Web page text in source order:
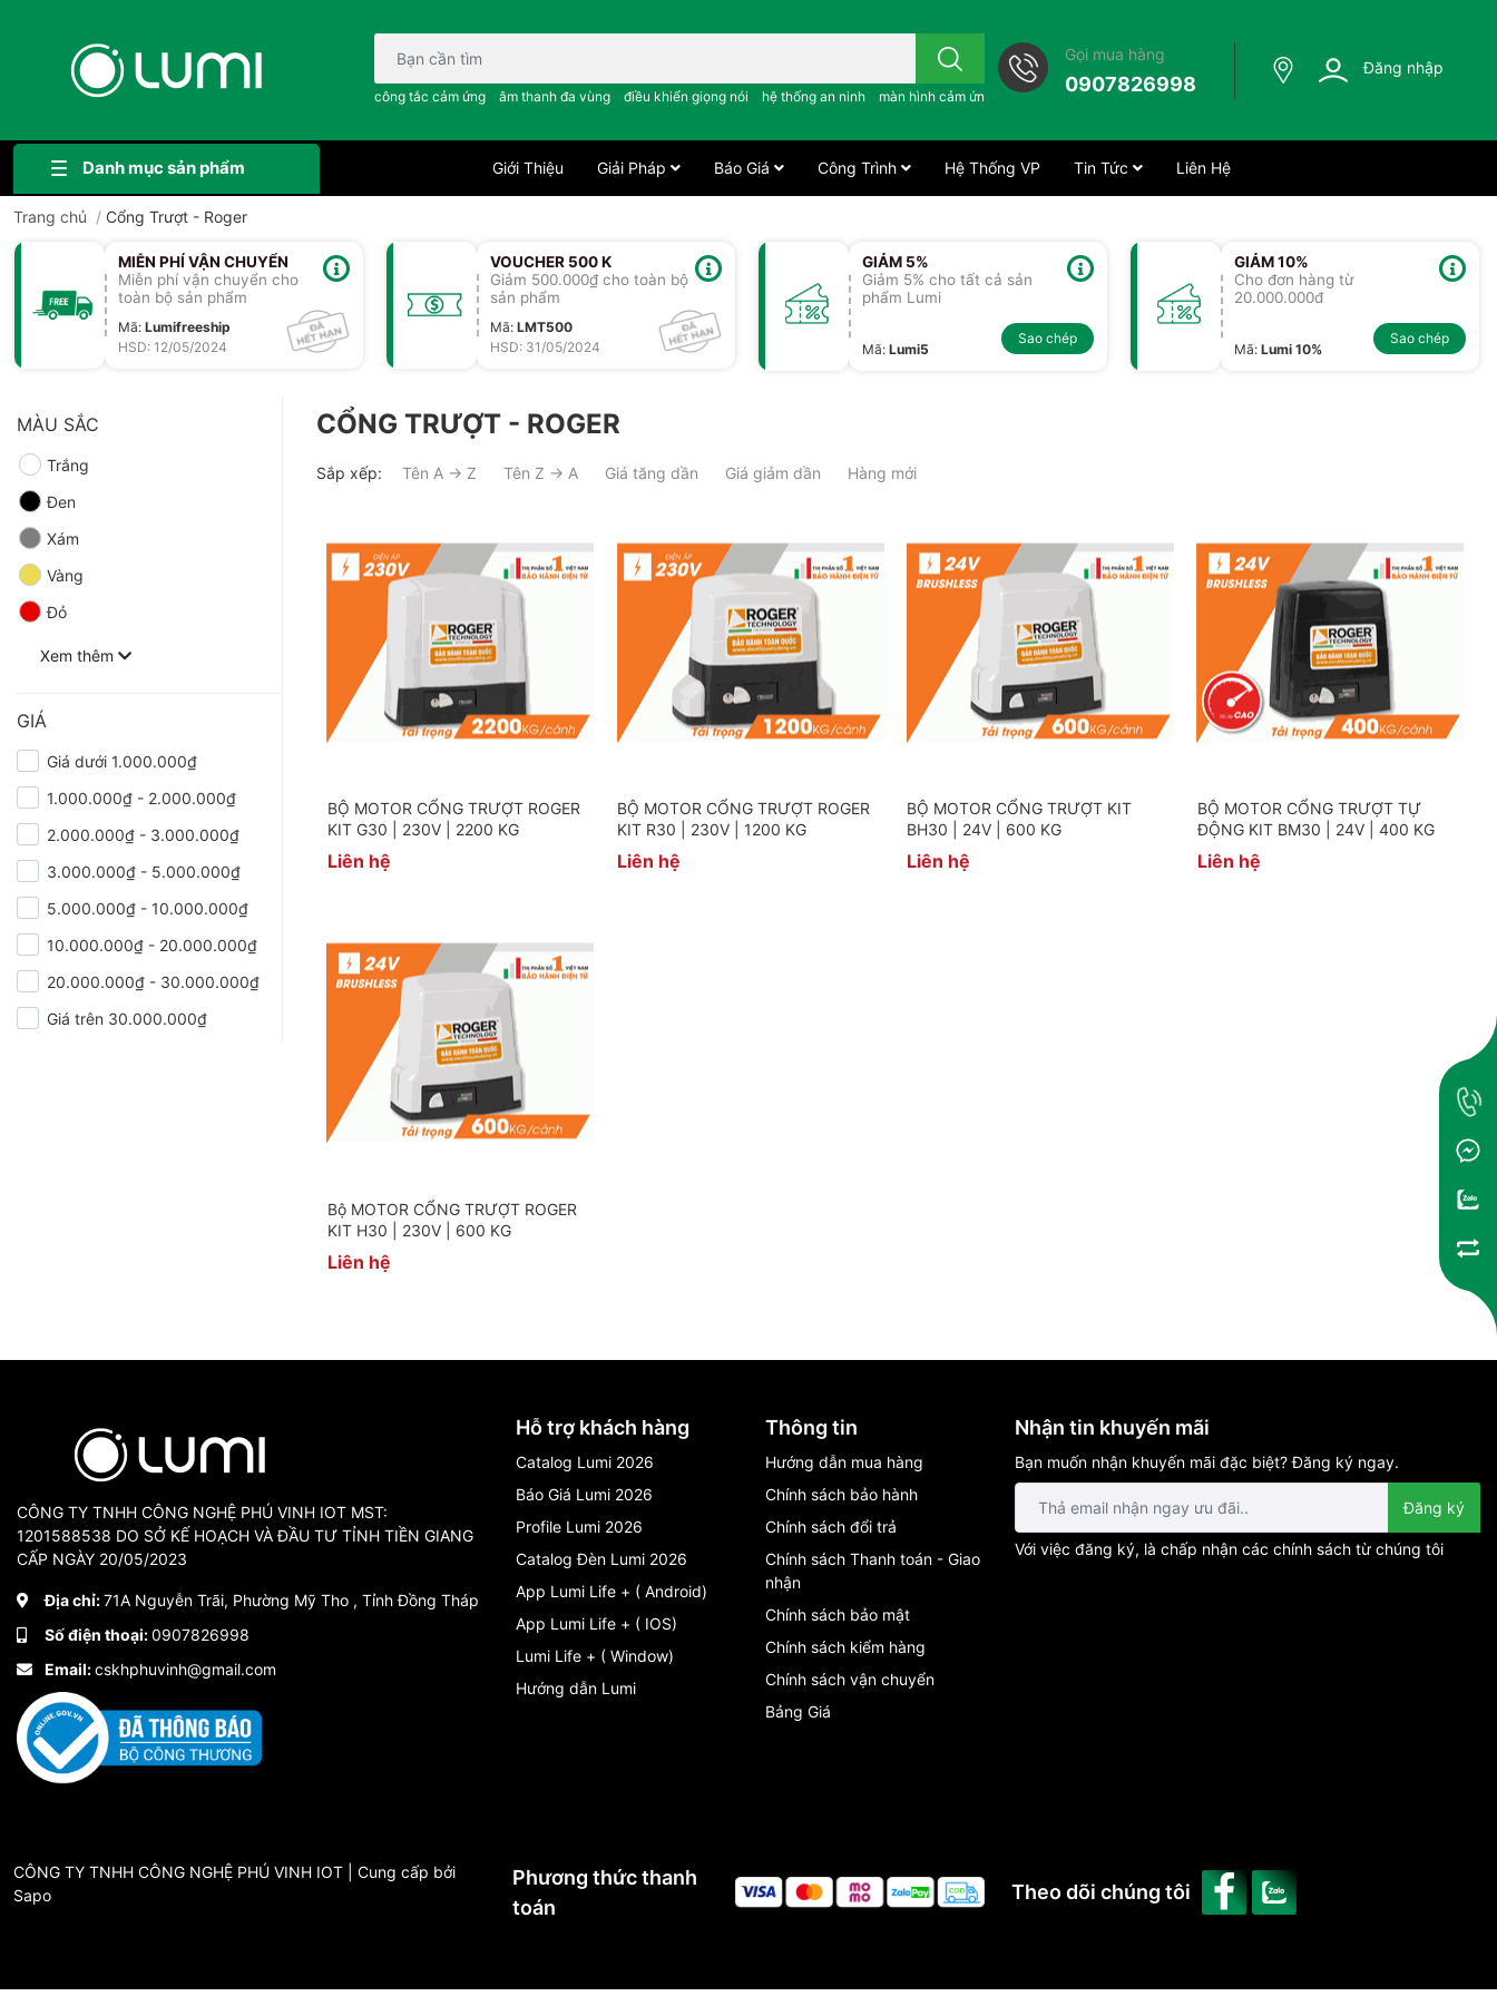
Bạn cần tìm gì..; công tắc cảm ứng..; âm thanh đa vùng ; điều khiển giọng nói ;
công tắc cảm ứng âm thanh đa vùng điều khiển giọng nói hệ thống an ninh màn hình cảm ứng
Gọi mua hàng
0907826998
Đăng nhập
Danh mục sản phẩm Giới Thiệu Giải Pháp Báo Giá Công Trình Hệ Thống VP Tin Tức Liên Hệ
Trang chủ / Cổng Trượt - Roger
MIỄN PHÍ VẬN CHUYỂN
Miễn phí vận chuyển cho
toàn bộ sản phẩm
Mã: Lumifreeship
HSD: 12/05/2024
VOUCHER 500 K
Giảm 500.000₫ cho toàn bộ
sản phẩm
Mã: LMT500
HSD: 31/05/2024
GIẢM 5%
Giảm 5% cho tất cả sản
phẩm Lumi
Mã: Lumi5
Sao chép
GIẢM 10%
Cho đơn hàng từ
20.000.000đ
Mã: Lumi 10%
Sao chép
MÀU SẮC
Trắng
Đen
Xám
Vàng
Đỏ
Xem thêm
GIÁ
Giá dưới 1.000.000₫
1.000.000₫ - 2.000.000₫
2.000.000₫ - 3.000.000₫
3.000.000₫ - 5.000.000₫
5.000.000₫ - 10.000.000₫
10.000.000₫ - 20.000.000₫
20.000.000₫ - 30.000.000₫
Giá trên 30.000.000₫
CỔNG TRƯỢT - ROGER
Sắp xếp: Tên A → Z Tên Z → A Giá tăng dần Giá giảm dần Hàng mới
BỘ MOTOR CỔNG TRƯỢT ROGER
KIT G30 | 230V | 2200 KG
Liên hệ
BỘ MOTOR CỔNG TRƯỢT ROGER
KIT R30 | 230V | 1200 KG
Liên hệ
BỘ MOTOR CỔNG TRƯỢT KIT
BH30 | 24V | 600 KG
Liên hệ
BỘ MOTOR CỔNG TRƯỢT TỰ
ĐỘNG KIT BM30 | 24V | 400 KG
Liên hệ
Bộ MOTOR CỔNG TRƯỢT ROGER
KIT H30 | 230V | 600 KG
Liên hệ
CÔNG TY TNHH CÔNG NGHỆ PHÚ VINH IOT MST:
1201588538 DO SỞ KẾ HOẠCH VÀ ĐẦU TƯ TỈNH TIỀN GIANG
CẤP NGÀY 20/05/2023
Địa chỉ:71A Nguyễn Trãi, Phường Mỹ Tho , Tỉnh Đồng Tháp
Số điện thoại:0907826998
Email:cskhphuvinh@gmail.com
Hỗ trợ khách hàng
Catalog Lumi 2026
Báo Giá Lumi 2026
Profile Lumi 2026
Catalog Đèn Lumi 2026
App Lumi Life + ( Android)
App Lumi Life + ( IOS)
Lumi Life + ( Window)
Hướng dẫn Lumi
Thông tin
Hướng dẫn mua hàng
Chính sách bảo hành
Chính sách đổi trả
Chính sách Thanh toán - Giao
nhận
Chính sách bảo mật
Chính sách kiểm hàng
Chính sách vận chuyển
Bảng Giá
Nhận tin khuyến mãi
Bạn muốn nhận khuyến mãi đặc biệt? Đăng ký ngay.
Đăng ký
Với việc đăng ký, là chấp nhận các chính sách từ chúng tôi
CÔNG TY TNHH CÔNG NGHỆ PHÚ VINH IOT | Cung cấp bởi
Sapo
Phương thức thanh
toán
Theo dõi chúng tôi